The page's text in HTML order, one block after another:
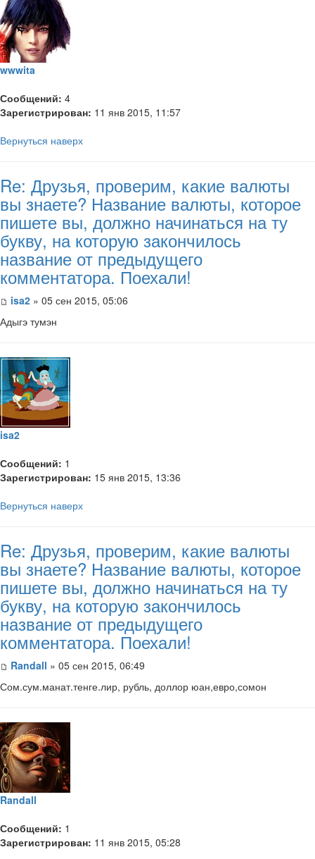
wwwita
Сообщений: 4
Зарегистрирован: 11 янв 2015, 11:57
Вернуться наверх
Re: Друзья, проверим, какие валюты
вы знаете? Название валюты, которое
пишете вы, должно начинаться на ту
букву, на которую закончилось
название от предыдущего
комментатора. Поехали!
isa2 » 05 сен 2015, 05:06
Адыгэ тумэн
isa2
Сообщений: 1
Зарегистрирован: 15 янв 2015, 13:36
Вернуться наверх
Re: Друзья, проверим, какие валюты
вы знаете? Название валюты, которое
пишете вы, должно начинаться на ту
букву, на которую закончилось
название от предыдущего
комментатора. Поехали!
Randall » 05 сен 2015, 06:49
Сом.сум.манат.тенге.лир, рубль, доллор юан,евро,сомон
Randall
Сообщений: 1
Зарегистрирован: 11 янв 2015, 05:28